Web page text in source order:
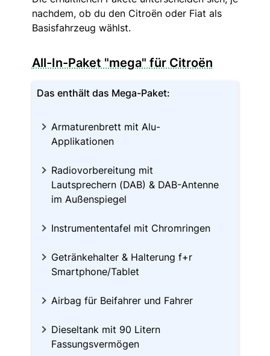
nachdem, ob du den Citroën oder Fiat als
Basisfahrzeug wählst.
All-In-Paket "mega" für Citroën
Das enthält das Mega-Paket:
Armaturenbrett mit Alu-
Applikationen
Radiovorbereitung mit
Lautsprechern (DAB) & DAB-Antenne
im Außenspiegel
Instrumententafel mit Chromringen
Getränkehalter & Halterung f+r
Smartphone/Tablet
Airbag für Beifahrer und Fahrer
Dieseltank mit 90 Litern
Fassungsvermögen